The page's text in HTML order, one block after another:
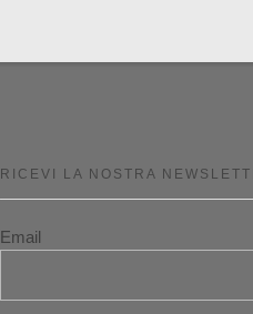
RICEVI LA NOSTRA
Email